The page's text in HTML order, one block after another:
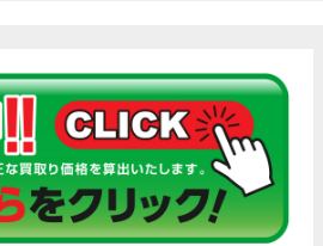
バイク】「ボカロ文化」を知ろう ナビゲーションをスキッ
県下最大級のバイクイベント］2026MIE
県下最大級のバイクイベント］2026MIE
許取得サポートキャンペーン実施中！
県下最大級のバイクイベント］2026MIE BIKE
ダ バイク】【バイク女子】怖くて乗れなか